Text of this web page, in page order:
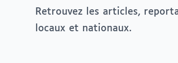
Retrouvez les articles,
locaux et nationaux.